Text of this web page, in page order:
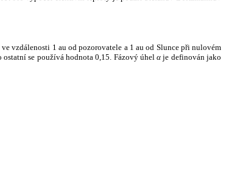
vzdálenosti 1 au od pozorovatele a 1 au od Slunce při nulovém
ostatní se používá hodnota 0,15. Fázový úhelα je definován jako